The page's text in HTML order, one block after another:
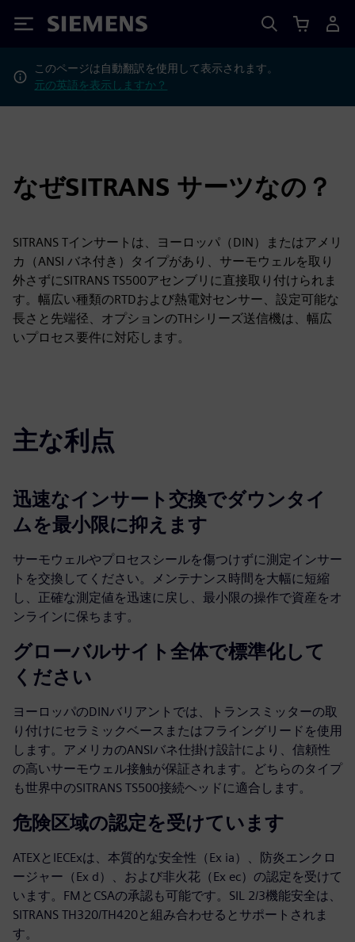
Siemens
このページは自動翻訳を使用して表示されます。
元の英語を表示しますか？
なぜSITRANS サーツなの？
SITRANS Tインサートは、ヨーロッパ（DIN）またはアメリ
カ（ANSI バネ付き）タイプがあり、サーモウェルを取り
外さずにSITRANS TS500アセンブリに直接取り付けられま
す。幅広い種類のRTDおよび熱電対センサー、設定可能な
長さと先端径、オプションのTHシリーズ送信機は、幅広
いプロセス要件に対応します。
主な利点
迅速なインサート交換でダウンタイ
ムを最小限に抑えます
サーモウェルやプロセスシールを傷つけずに測定インサー
トを交換してください。メンテナンス時間を大幅に短縮
し、正確な測定値を迅速に戻し、最小限の操作で資産をオ
ンラインに保ちます。
グローバルサイト全体で標準化して
ください
ヨーロッパのDINバリアントでは、トランスミッターの取
り付けにセラミックベースまたはフライングリードを使用
します。アメリカのANSIバネ仕掛け設計により、信頼性
の高いサーモウェル接触が保証されます。どちらのタイプ
も世界中のSITRANS TS500接続ヘッドに適合します。
危険区域の認定を受けています
ATEXとIECExは、本質的な安全性（Ex ia）、防炎エンクロ
ージャー（Ex d）、および非火花（Ex ec）の認定を受けて
います。FMとCSAの承認も可能です。SIL 2/3機能安全は、
SITRANS TH320/TH420と組み合わせるとサポートされま
す。